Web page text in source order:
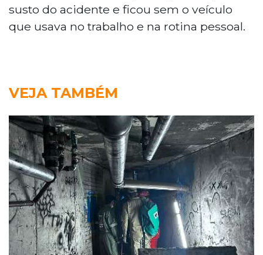
susto do acidente e ficou sem o veículo
que usava no trabalho e na rotina pessoal.
VEJA TAMBÉM